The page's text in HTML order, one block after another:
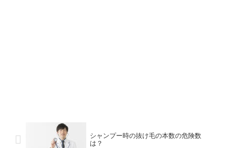
シャンプー時の抜け毛の本数の危険数
は？